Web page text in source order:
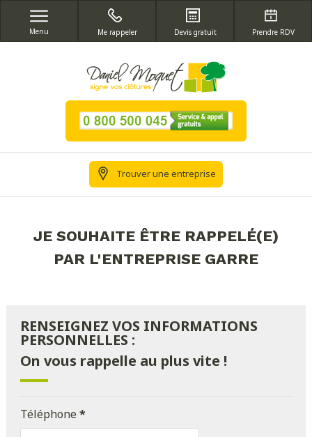
Menu Me rappeler Devis gratuit Prendre RDV
Trouver une entreprise
JE SOUHAITE ÊTRE RAPPELÉ(E)
PAR L'ENTREPRISE GARRE
RENSEIGNEZ VOS INFORMATIONS
PERSONNELLES :
On vous rappelle au plus vite !
Téléphone*